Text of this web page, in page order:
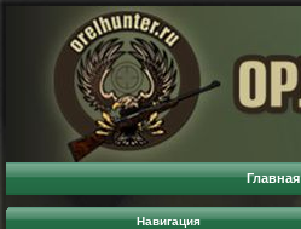
Главная
Навигация